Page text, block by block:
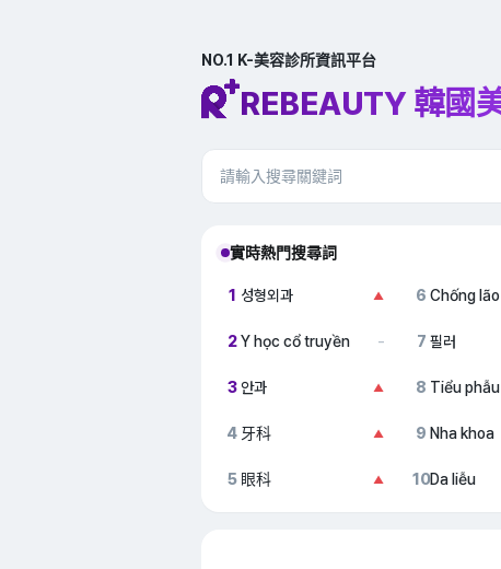
NO.1 K-美容診所資訊平台
REBEAUTY 韓國
實時熱門搜尋詞
1 성형외과 ▲
2 Y học cổ truyền –
3 안과 ▲
4 牙科 ▲
5 眼科 ▲
6 Chống
7 필러
8 Tiểu phẫu
9 Nha khoa
10Da liễu